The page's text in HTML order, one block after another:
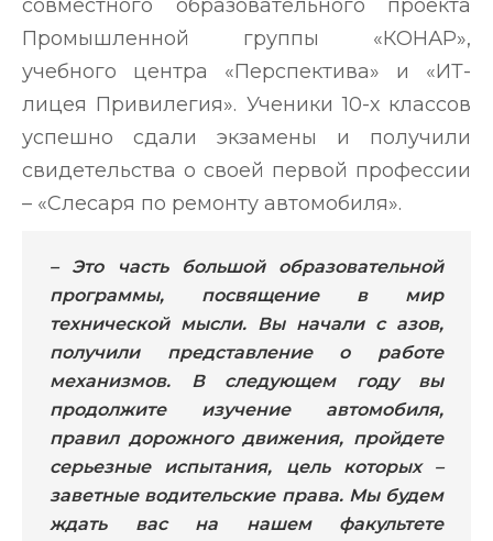
совместного образовательного проекта
Промышленной группы «КОНАР»,
учебного центра «Перспектива» и «ИТ-
лицея Привилегия». Ученики 10-х классов
успешно сдали экзамены и получили
свидетельства о своей первой профессии
– «Слесаря по ремонту автомобиля».
– Это часть большой образовательной
программы, посвящение в мир
технической мысли. Вы начали с азов,
получили представление о работе
механизмов. В следующем году вы
продолжите изучение автомобиля,
правил дорожного движения, пройдете
серьезные испытания, цель которых –
заветные водительские права. Мы будем
ждать вас на нашем факультете